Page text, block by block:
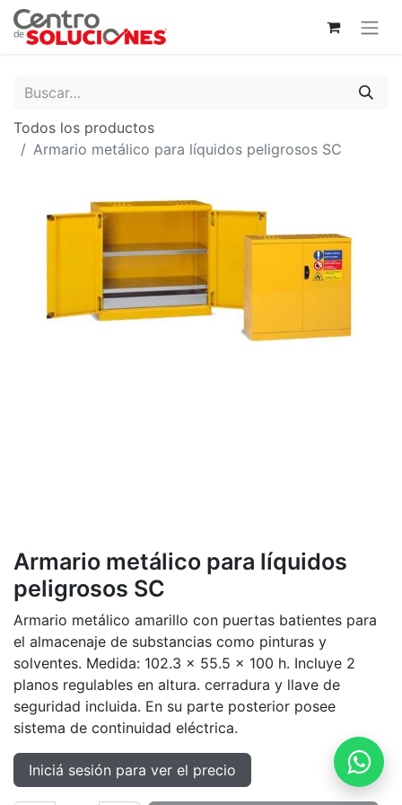
Todos los productos
Armario metálico para líquidos peligrosos SC
Armario metálico para líquidos
peligrosos SC
Armario metálico amarillo con puertas batientes para
el almacenaje de substancias como pinturas y
solventes. Medida: 102.3 x 55.5 x 100 h. Incluye 2
planos regulables en altura. cerradura y llave de
seguridad incluida. En su parte posterior posee
sistema de continuidad eléctrica.
Iniciá sesión para ver el precio